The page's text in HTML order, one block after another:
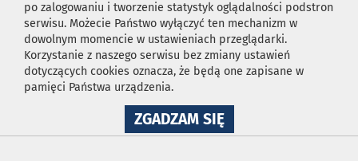
po zalogowaniu i tworzenie statystyk oglądalności podstron
serwisu. Możecie Państwo wyłączyć ten mechanizm w
dowolnym momencie w ustawieniach przeglądarki.
Korzystanie z naszego serwisu bez zmiany ustawień
dotyczących cookies oznacza, że będą one zapisane w
pamięci Państwa urządzenia.
ZGADZAM SIĘNA
WYKORZYSTANIE